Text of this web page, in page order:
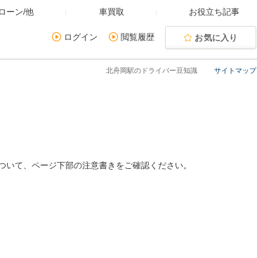
ーン/他 車買取 お役立ち記事
ログイン 閲覧履歴 お気に入り
サイトマップ
北舟岡駅のドライバー豆知識
て、ページ下部の注意書きをご確認ください。